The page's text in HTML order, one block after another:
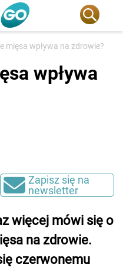
mięsa wpływa na zdrowie?
wpływa
Zapisz się na
newsletter
więcej mówi się o
na zdrowie.
czerwonemu